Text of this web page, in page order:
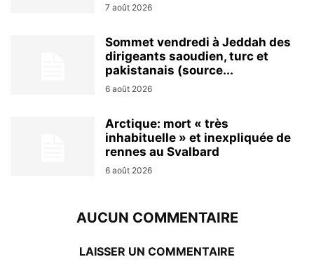
7 août 2026
Sommet vendredi à Jeddah des
dirigeants saoudien, turc et
pakistanais (source...
6 août 2026
Arctique: mort « très
inhabituelle » et inexpliquée de
rennes au Svalbard
6 août 2026
AUCUN COMMENTAIRE
LAISSER UN COMMENTAIRE